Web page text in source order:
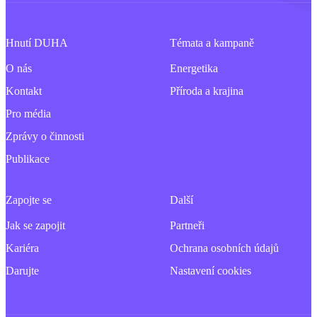
Hnutí DUHA
O nás
Kontakt
Pro média
Zprávy o činnosti
Publikace
Témata a kampaně
Energetika
Příroda a krajina
Zapojte se
Jak se zapojit
Kariéra
Darujte
Další
Partneři
Ochrana osobních údajů
Nastavení cookies